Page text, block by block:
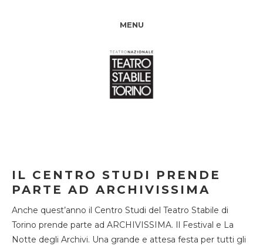
MENU
IL CENTRO STUDI PRENDE
PARTE AD ARCHIVISSIMA
Anche quest’anno il Centro Studi del Teatro Stabile di
Torino prende parte ad ARCHIVISSIMA. Il Festival e La
Notte degli Archivi. Una grande e attesa festa per tutti gli